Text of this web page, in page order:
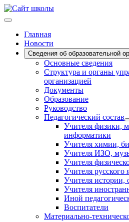
Главная
Новости
Сведения об образовательной
Основные сведения
Структура и органы
организацией
Документы
Образование
Руководство
Педагогический состав
Учителя физики,
информатики
Учителя химии,
Учителя ИЗО,
Учителя
Учителя русского
Учителя истории,
Учителя
Иной
Воспитатели
Материально-